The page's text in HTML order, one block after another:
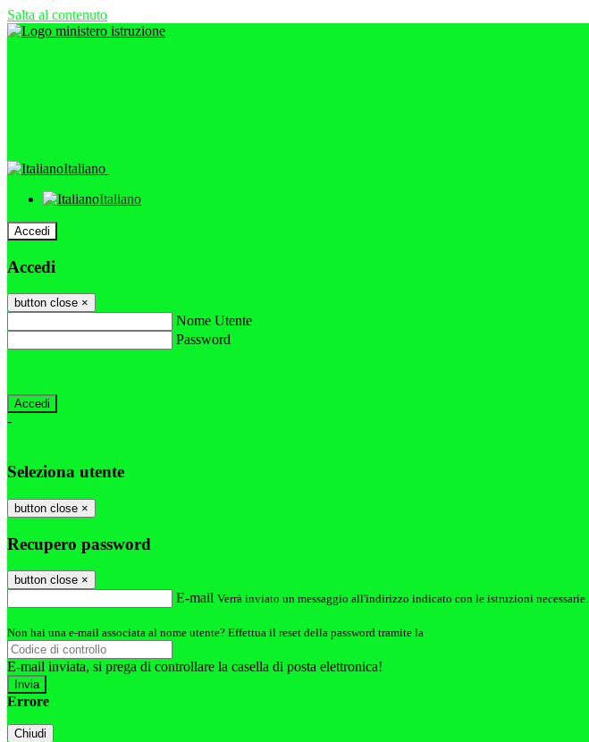
Salta al contenuto
Italiano
Italiano
Accedi
Accedi
button close ×
Nome Utente
Password
-
Seleziona utente
button close ×
Recupero password
button close ×
E-mail Verrà inviato un messaggio all'indirizzo indicato con le istruzioni necessarie.
Non hai una e-mail associata al nome utente? Effettua il reset della password tramite la
E-mail inviata, si prega di controllare la casella di posta elettronica!
Errore
Chiudi